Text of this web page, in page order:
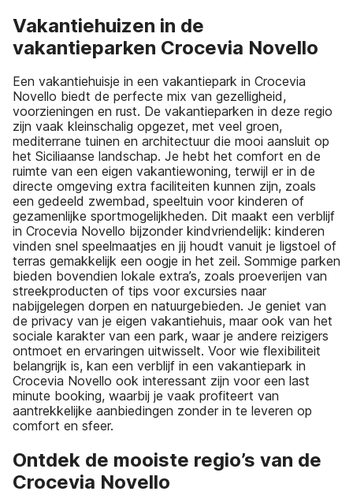
Vakantiehuizen in de
vakantieparken Crocevia Novello
Een vakantiehuisje in een vakantiepark in Crocevia
Novello biedt de perfecte mix van gezelligheid,
voorzieningen en rust. De vakantieparken in deze regio
zijn vaak kleinschalig opgezet, met veel groen,
mediterrane tuinen en architectuur die mooi aansluit op
het Siciliaanse landschap. Je hebt het comfort en de
ruimte van een eigen vakantiewoning, terwijl er in de
directe omgeving extra faciliteiten kunnen zijn, zoals
een gedeeld zwembad, speeltuin voor kinderen of
gezamenlijke sportmogelijkheden. Dit maakt een verblijf
in Crocevia Novello bijzonder kindvriendelijk: kinderen
vinden snel speelmaatjes en jij houdt vanuit je ligstoel of
terras gemakkelijk een oogje in het zeil. Sommige parken
bieden bovendien lokale extra’s, zoals proeverijen van
streekproducten of tips voor excursies naar
nabijgelegen dorpen en natuurgebieden. Je geniet van
de privacy van je eigen vakantiehuis, maar ook van het
sociale karakter van een park, waar je andere reizigers
ontmoet en ervaringen uitwisselt. Voor wie flexibiliteit
belangrijk is, kan een verblijf in een vakantiepark in
Crocevia Novello ook interessant zijn voor een last
minute booking, waarbij je vaak profiteert van
aantrekkelijke aanbiedingen zonder in te leveren op
comfort en sfeer.
Ontdek de mooiste regio’s van de
Crocevia Novello